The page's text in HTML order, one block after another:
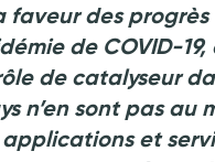
faveur des
de COVID-
de catalyseur
n’en sont pas
applications et